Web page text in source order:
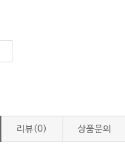
리뷰(0) 상품문의